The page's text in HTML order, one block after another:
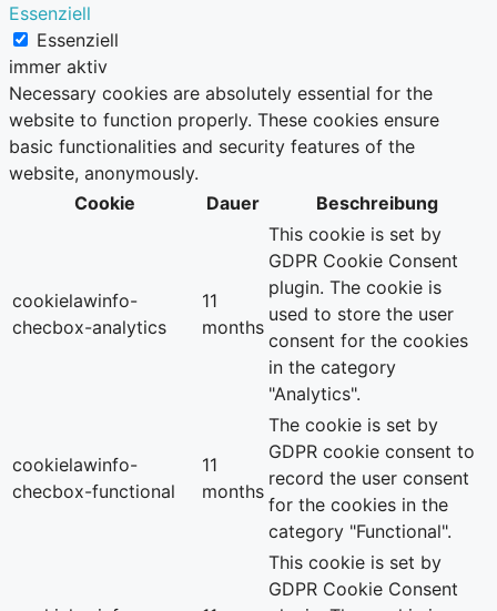
Essenziell
Essenziell
immer aktiv
Necessary cookies are absolutely essential for the
website to function properly. These cookies ensure
basic functionalities and security features of the
website, anonymously.
Cookie
Dauer Beschreibung
cookielawinfo-
checbox-analytics
11
months
This cookie is set by
GDPR Cookie Consent
plugin. The cookie is
used to store the user
consent for the cookies
in the category
"Analytics".
cookielawinfo-
checbox-functional
11
months
The cookie is set by
GDPR cookie consent to
record the user consent
for the cookies in the
category "Functional".
This cookie is set by
GDPR Cookie Consent